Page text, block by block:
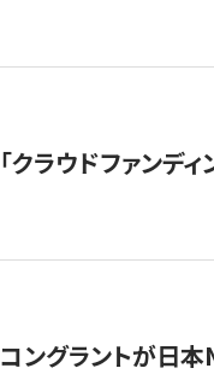
「クラウドファンデ
コングラントが日